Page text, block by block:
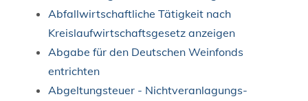
Abfallwirtschaftliche Tätigkeit nach
Kreislaufwirtschaftsgesetz anzeigen
Abgabe für den Deutschen Weinfonds
entrichten
Abgeltungsteuer - Nichtveranlagungs-